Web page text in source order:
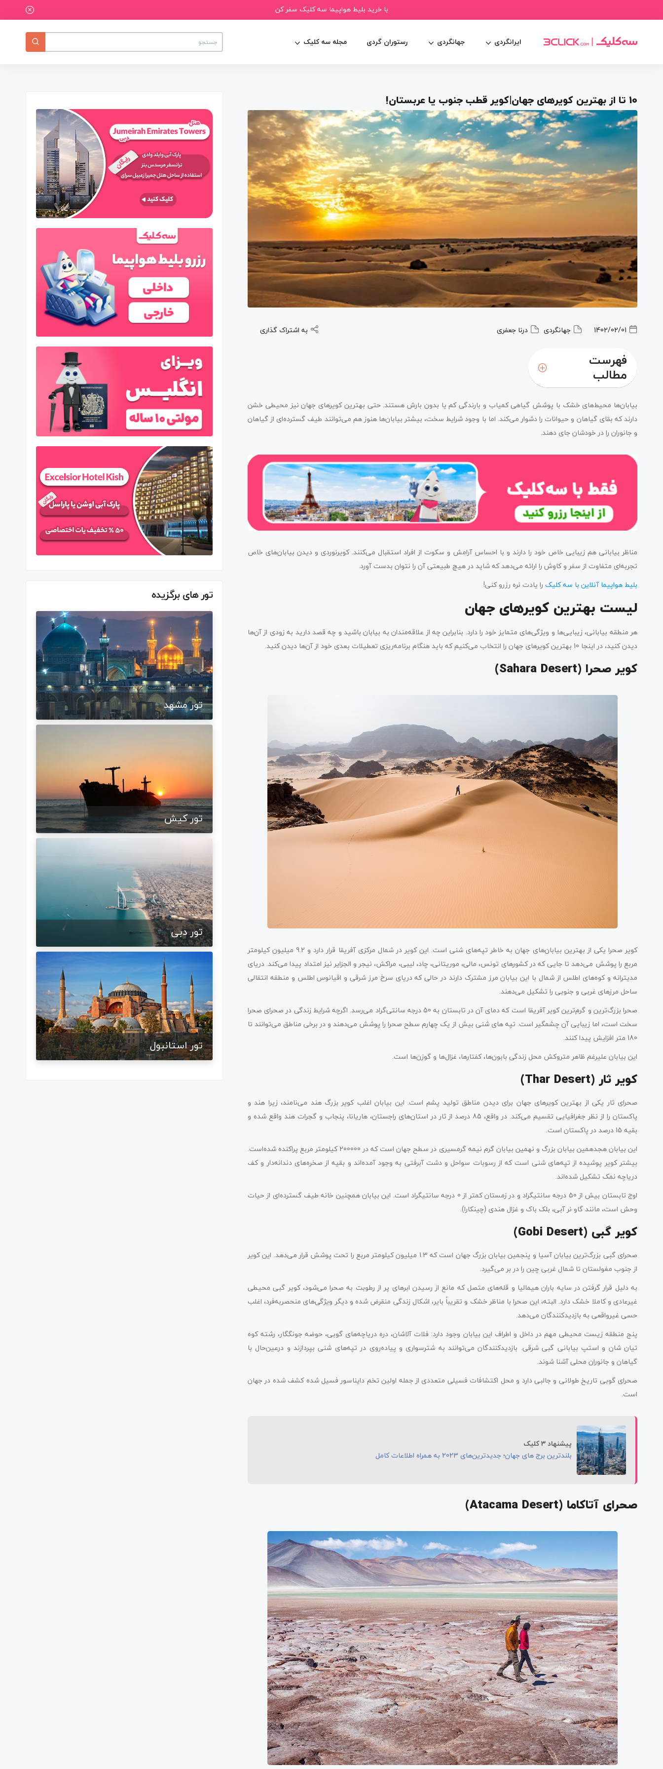
با خرید بلیط هواپیما سه کلیک سفر کن
ایرانگردی جهانگردی رستوران گردی مجله سه کلیک
10 تا از بهترین کویرهای جهان|کویر قطب جنوب یا عربستان!
1402/02/01 جهانگردی درنا جعفری به اشتراک گذاری
فهرست
مطالب
بیابان‌ها محیط‌های خشک با پوشش گیاهی کمیاب و بارندگی کم یا بدون بارش هستند. حتی بهترین کویرهای جهان نیز محیطی خشن
دارند که بقای گیاهان و حیوانات را دشوار می‌کند. اما با وجود شرایط سخت، بیشتر بیابان‌ها هنوز هم می‌توانند طیف گسترده‌ای از گیاهان
و جانوران را در خودشان جای دهند.
مناظر بیابانی هم زیبایی خاص خود را دارند و با احساس آرامش و سکوت از افراد استقبال می‌کنند. کویرنوردی و دیدن بیابان‌های خاص
تجربه‌ای متفاوت از سفر و کاوش را ارائه می‌دهد که شاید در هیچ طبیعتی آن را نتوان بدست آورد.
بلیط هواپیما آنلاین با سه کلیک را یادت نره رزرو کنی!
لیست بهترین کویرهای جهان
هر منطقه بیابانی، زیبایی‌ها و ویژگی‌های متمایز خود را دارد. بنابراین چه از علاقه‌مندان به بیابان باشید و چه قصد دارید به زودی از آن‌ها
دیدن کنید، در اینجا 10 بهترین کویرهای جهان را انتخاب می‌کنیم که باید هنگام برنامه‌ریزی تعطیلات بعدی خود از آن‌ها دیدن کنید.
کویر صحرا (Sahara Desert)
کویر صحرا یکی از بهترین بیابان‌های جهان به خاطر تپه‌های شنی است. این کویر در شمال مرکزی آفریقا قرار دارد و 9.2 میلیون کیلومتر
مربع را پوشش می‌دهد تا جایی که در کشورهای تونس، مالی، موریتانی، چاد، لیبی، مراکش، نیجر و الجزایر نیز امتداد پیدا می‌کند. دریای
مدیترانه و کوه‌های اطلس از شمال با این بیابان مرز مشترک دارند در حالی که دریای سرخ مرز شرقی و اقیانوس اطلس و منطقه انتقالی
ساحل مرزهای غربی و جنوبی را تشکیل می‌دهند.
صحرا بزرگ‌ترین و گرم‌ترین کویر آفریقا است که دمای آن در تابستان به 50 درجه سانتی‌گراد می‌رسد. اگرچه شرایط زندگی در صحرای صحرا
سخت است، اما زیبایی آن چشمگیر است. تپه های شنی بیش از یک چهارم سطح صحرا را پوشش می‌دهند و در برخی مناطق می‌توانند تا
180 متر افزایش پیدا کنند.
این بیابان علیرغم ظاهر متروکش محل زندگی بابون‌ها، کفتارها، غزال‌ها و گوزن‌ها است.
کویر ثار (Thar Desert)
صحرای ثار یکی از بهترین کویرهای جهان برای دیدن مناطق تولید پشم است. این بیابان اغلب کویر بزرگ هند می‌نامند، زیرا هند و
پاکستان را از نظر جغرافیایی تقسیم می‌کند. در واقع، 85 درصد از ثار در استان‌های راجستان، هاریانا، پنجاب و گجرات هند واقع شده و
بقیه 15 درصد در پاکستان است.
این بیابان هجدهمین بیابان بزرگ و نهمین بیابان گرم نیمه گرمسیری در سطح جهان است که در 200000 کیلومتر مربع پراکنده شده‌است.
بیشتر کویر پوشیده از تپه‌های شنی است که از رسوبات سواحل و دشت آبرفتی به وجود آمده‌اند و بقیه از صخره‌های دندانه‌دار و کف
دریاچه نمک تشکیل شده‌اند.
اوج تابستان بیش از 50 درجه سانتیگراد و در زمستان کمتر از 0 درجه سانتیگراد است. این بیابان همچنین خانه طیف گسترده‌ای از حیات
وحش است، مانند گاو نر آبی، بلک باک و غزال هندی (چینکارا).
کویر گبی (Gobi Desert)
صحرای گبی بزرگ‌ترین بیابان آسیا و پنجمین بیابان بزرگ جهان است که 1.3 میلیون کیلومتر مربع را تحت پوشش قرار می‌دهد. این کویر
از جنوب مغولستان تا شمال غربی چین را در بر می‌گیرد.
به دلیل قرار گرفتن در سایه باران هیمالیا و قله‌های متصل که مانع از رسیدن ابرهای پر از رطوبت به صحرا می‌شود، کویر گبی محیطی
غیرعادی و کاملا خشک دارد. البته، این صحرا با مناظر خشک و تقریباً بایر، اشکال زندگی منقرض شده و دیگر ویژگی‌های منحصربه‌فرد، اغلب
حسی غیرواقعی به بازدیدکنندگان می‌دهد.
پنج منطقه زیست محیطی مهم در داخل و اطراف این بیابان وجود دارد: فلات آلاشان، دره دریاچه‌های گوبی، حوضه جونگگار، رشته کوه
تیان شان و استپ بیابانی گبی شرقی. بازدیدکنندگان می‌توانند به شترسواری و پیاده‌روی در تپه‌های شنی بپردازند و در‌عین‌حال با
گیاهان و جانوران محلی آشنا شوند.
صحرای گوبی تاریخ طولانی و جالبی دارد و محل اکتشافات فسیلی متعددی از جمله اولین تخم دایناسور فسیل شده کشف شده در جهان
است.
پیشنهاد 3 کلیک
بلندترین برج های جهان؛ جدیدترین‌های 2023 به همراه اطلاعات کامل
صحرای آتاکاما (Atacama Desert)
تور های برگزیده
تور مشهد
تور کیش
تور دبی
تور استانبول